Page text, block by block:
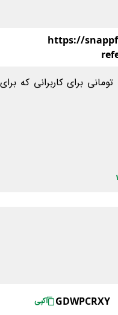
https://
کد تخفیف 10.000 تومانی برای کاربرانی که
GDWPCRXY کپی